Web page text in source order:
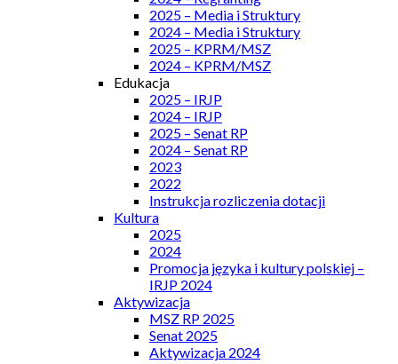
2025 – Media i Struktury
2024 – Media i Struktury
2025 – KPRM/MSZ
2024 – KPRM/MSZ
Edukacja
2025 – IRJP
2024 – IRJP
2025 – Senat RP
2024 – Senat RP
2023
2022
Instrukcja rozliczenia dotacji
Kultura
2025
2024
Promocja języka i kultury polskiej –
IRJP 2024
Aktywizacja
MSZ RP 2025
Senat 2025
Aktywizacja 2024